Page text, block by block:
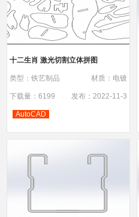
十二生肖 激光切割立体拼图
类型：铁艺制品 材质：电镀
下载量：6199 发布：2022-11-3
AutoCAD